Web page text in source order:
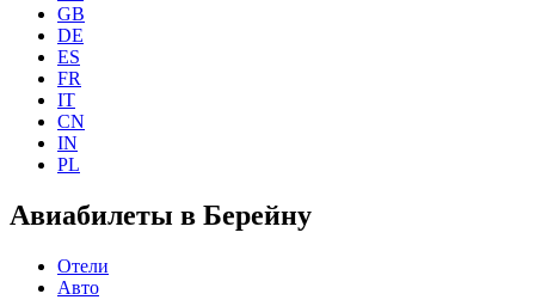
GB
DE
ES
FR
IT
CN
IN
PL
Авиабилеты в Берейну
Отели
Авто